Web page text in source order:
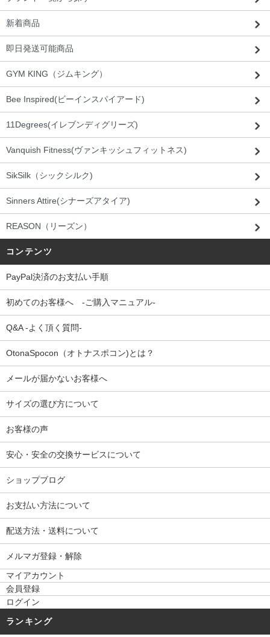
新着商品
即日発送可能商品
GYM KING（ジムキング）
Bee Inspired(ビーインスパイアード)
11Degrees(イレブンディグリーズ)
Vanquish Fitness(ヴァンキッシュフィットネス)
SikSilk（シックシルク)
Sinners Attire(シナーズアタイア)
REASON（リーズン）
コンテンツ
PayPal決済のお支払い手順
初めてのお客様へ -ご購入マニュアル-
Q&A -よく頂く質問-
OtonaSpocon（オトナスポコン)とは？
メールが届かないお客様へ
サイズの選び方について
お客様の声
安心・安全の交換サービスについて
ショップブログ
お支払い方法について
配送方法・送料について
メルマガ登録・解除
マイアカウント
会員登録
ログイン
ランキング